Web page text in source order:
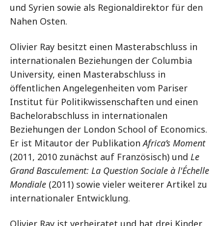
und Syrien sowie als Regionaldirektor für den
Nahen Osten.
Olivier Ray besitzt einen Masterabschluss in
internationalen Beziehungen der Columbia
University, einen Masterabschluss in
öffentlichen Angelegenheiten vom Pariser
Institut für Politikwissenschaften und einen
Bachelorabschluss in internationalen
Beziehungen der London School of Economics.
Er ist Mitautor der PublikationAfrica’s Moment
(2011, 2010 zunächst auf Französisch) und Le
Grand Basculement: La Question Sociale à l'Échelle
Mondiale (2011) sowie vieler weiterer Artikel zu
internationaler Entwicklung.
Olivier Ray ist verheiratet und hat drei Kinder.